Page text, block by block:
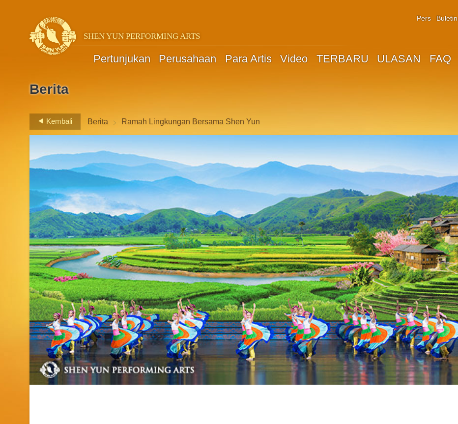
SHEN YUN PERFORMING ARTS
Pertunjukan Perusahaan Para Artis Video TERBARU ULASAN FAQ
Pers Buletin
Berita
Kembali Berita > Ramah Lingkungan Bersama Shen Yun